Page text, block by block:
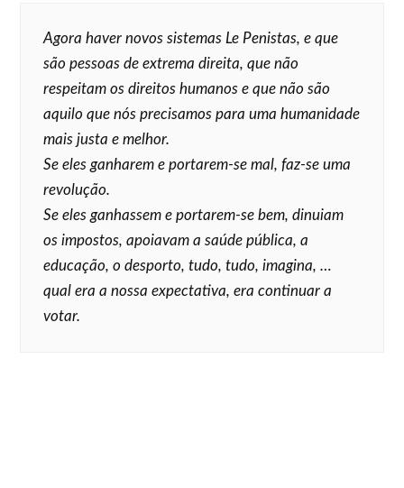
Agora haver novos sistemas Le Penistas, e que
são pessoas de extrema direita, que não
respeitam os direitos humanos e que não são
aquilo que nós precisamos para uma humanidade
mais justa e melhor.
Se eles ganharem e portarem-se mal, faz-se uma
revolução.
Se eles ganhassem e portarem-se bem, dinuiam
os impostos, apoiavam a saúde pública, a
educação, o desporto, tudo, tudo, imagina, …
qual era a nossa expectativa, era continuar a
votar.